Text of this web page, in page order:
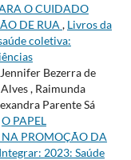
O CUIDADO
DE RUA , Livros da
coletiva:
Bezerra de
, Raimunda
Parente Sá
O PAPEL
PROMOÇÃO DA
2023: Saúde